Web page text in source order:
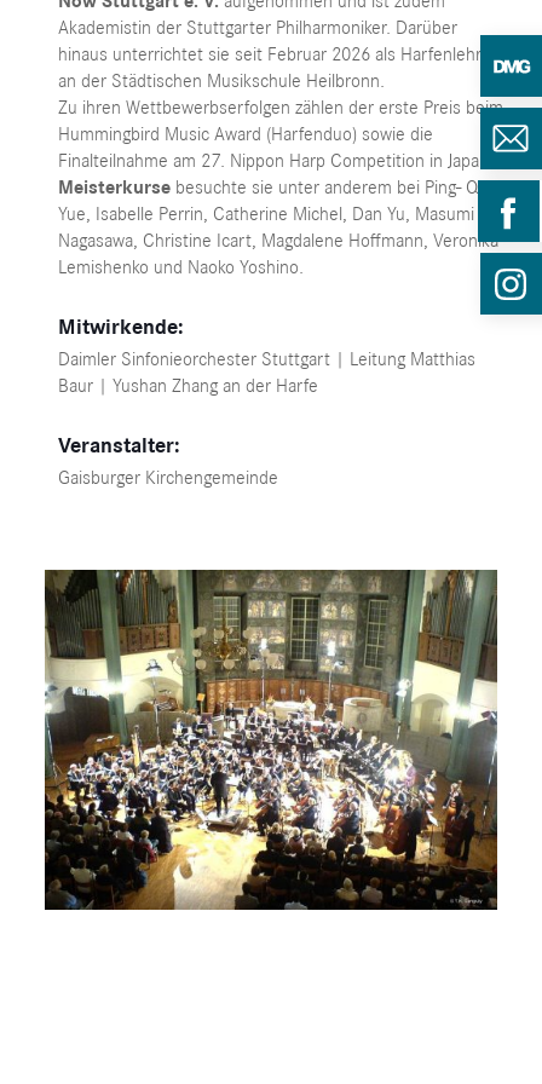
Akademistin der Stuttgarter Philharmoniker. Darüber
hinaus unterrichtet sie seit Februar 2026 als Harfenlehrerin
an der Städtischen Musikschule Heilbronn.
Zu ihren Wettbewerbserfolgen zählen der erste Preis beim
Hummingbird Music Award (Harfenduo) sowie die
Finalteilnahme am 27. Nippon Harp Competition in Japan.
Meisterkurse besuchte sie unter anderem bei Ping- Qiu
Yue, Isabelle Perrin, Catherine Michel, Dan Yu, Masumi
Nagasawa, Christine Icart, Magdalene Hoffmann, Veronika
Lemishenko und Naoko Yoshino.
Mitwirkende:
Daimler Sinfonieorchester Stuttgart | Leitung Matthias
Baur | Yushan Zhang an der Harfe
Veranstalter:
Gaisburger Kirchengemeinde